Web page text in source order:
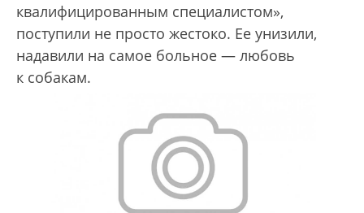
квалифицированным специалистом»,
поступили не просто жестоко. Ее унизили,
надавили на самое больное — любовь
к собакам.